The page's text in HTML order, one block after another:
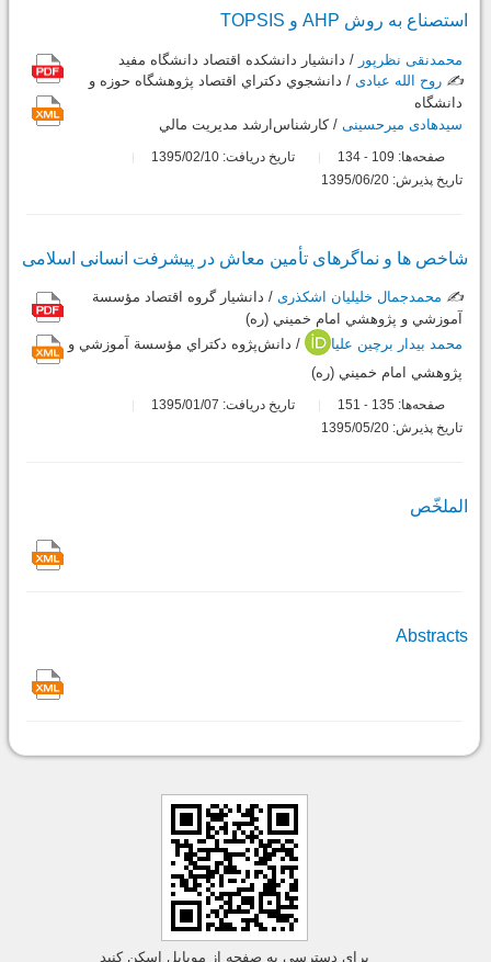
استصناع به روش AHP و TOPSIS
محمدنقی نظرپور / دانشيار دانشكده اقتصاد دانشگاه مفيد
✍️ روح الله عبادی / دانشجوي دكتراي اقتصاد پژوهشگاه حوزه و
دانشگاه
سیدهادی میرحسینی / كارشناس‌ارشد مديريت مالي
صفحه‌ها: 109
-
تاریخ دریافت: 1395/02/10
تاریخ پذیرش: 1395/06/20
شاخص ها و نماگرهای تأمین معاش در پیشرفت انسانی اسلامی
✍️ محمدجمال خلیلیان اشکذری / دانشيار گروه اقتصاد مؤسسة
آموزشي و پژوهشي امام خميني (ره)
محمد بیدار برچین علیا
/ دانش‌پژوه دکتراي مؤسسة آموزشي و
پژوهشي امام خميني (ره)
صفحه‌ها: 135
-
تاریخ دریافت: 1395/01/07
تاریخ پذیرش: 1395/05/20
الملخّص
Abstracts
برای دسترسی به صفحه از موبایل اسکن کنید